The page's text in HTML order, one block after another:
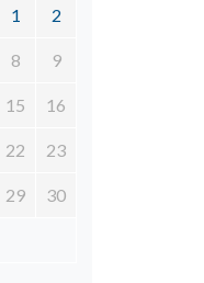
1 2
8 9
15 16
22 23
29 30